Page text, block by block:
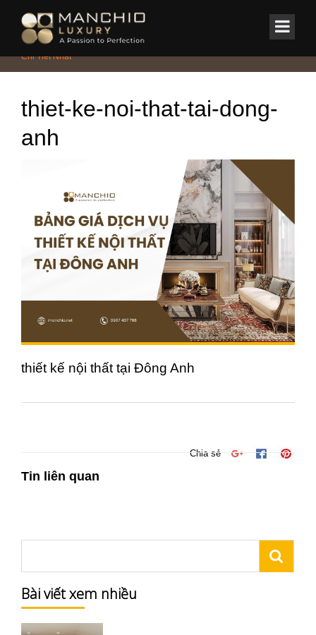
Home/Tin Tức & Sự Kiện/Báo Giá Thiết Kế Nội Thất Tại Đông Anh
Chi Tiết Nhất
thiet-ke-noi-that-tai-dong-
anh
thiết kế nội thất tại Đông Anh
Chia sẻ
Tin liên quan
Bài viết xem nhiều